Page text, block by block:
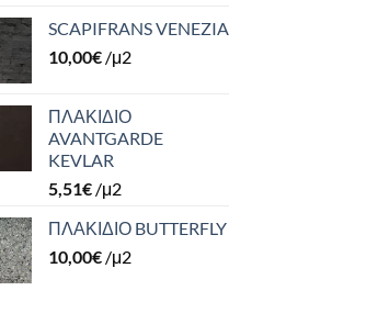
SCAPIFRANS VENEZIA
10,00€ /μ2
ΠΛΑΚΙΔΙΟ
AVANTGARDE
KEVLAR
5,51€ /μ2
ΠΛΑΚΙΔΙΟ BUTTERFLY
10,00€ /μ2